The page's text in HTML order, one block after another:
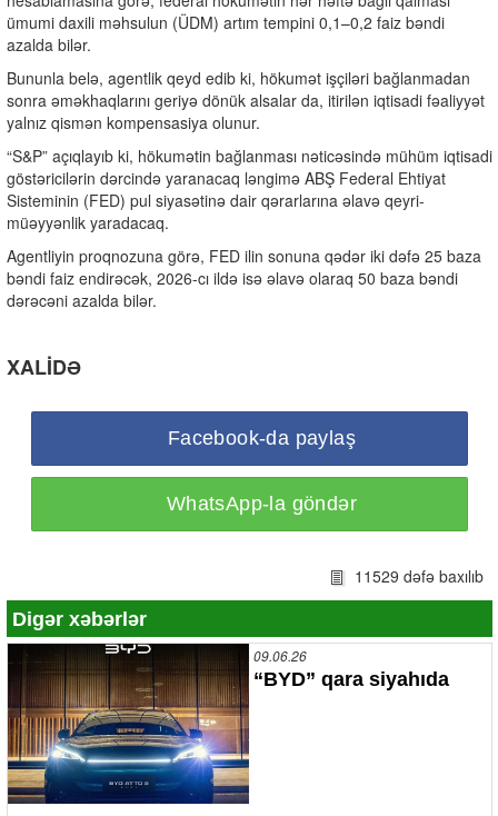
ümumi daxili məhsulun (ÜDM) artım tempini 0,1–0,2 faiz bəndi
azalda bilər.
Bununla belə, agentlik qeyd edib ki, hökumət işçiləri bağlanmadan
sonra əməkhaqlarını geriyə dönük alsalar da, itirilən iqtisadi fəaliyyət
yalnız qismən kompensasiya olunur.
“S&P” açıqlayıb ki, hökumətin bağlanması nəticəsində mühüm iqtisadi
göstəricilərin dərcində yaranacaq ləngimə ABŞ Federal Ehtiyat
Sisteminin (FED) pul siyasətinə dair qərarlarına əlavə qeyri-
müəyyənlik yaradacaq.
Agentliyin proqnozuna görə, FED ilin sonuna qədər iki dəfə 25 baza
bəndi faiz endirəcək, 2026-cı ildə isə əlavə olaraq 50 baza bəndi
dərəcəni azalda bilər.
XALİDƏ
Facebook-da paylaş
WhatsApp-la göndər
11529 dəfə baxılıb
Digər xəbərlər
09.06.26
“BYD” qara siyahıda